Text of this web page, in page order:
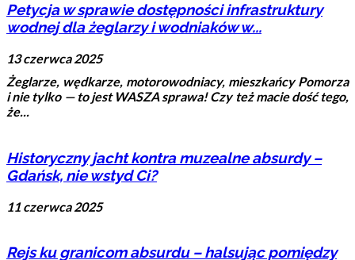
Petycja w sprawie dostępności infrastruktury
wodnej dla żeglarzy i wodniaków w...
13 czerwca 2025
Żeglarze, wędkarze, motorowodniacy, mieszkańcy Pomorza
i nie tylko — to jest WASZA sprawa! Czy też macie dość tego,
że...
Historyczny jacht kontra muzealne absurdy –
Gdańsk, nie wstyd Ci?
11 czerwca 2025
Rejs ku granicom absurdu – halsując pomiędzy